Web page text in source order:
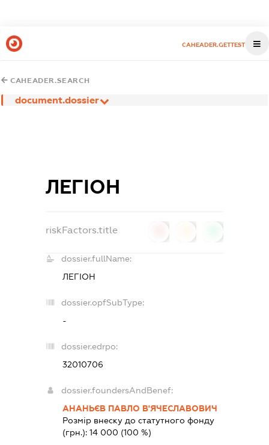
CAHEADER.GETTEST
CAHEADER.SEARCH
document.dossier
ЛЕГІОН
riskFactors.title
dossier.fullName:
ЛЕГІОН
dossier.opfSubType:
-
dossier.edrpo:
32010706
dossier.foundersAndBenef:
АНАНЬЄВ ПАВЛО В'ЯЧЕСЛАВОВИЧ
Розмір внеску до статутного фонду
(грн.): 14 000 (100 %)